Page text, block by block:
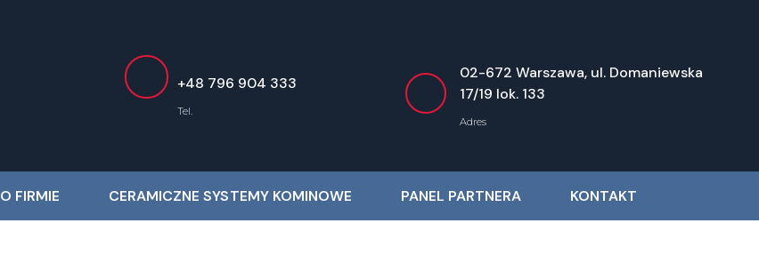
+48 796 904 333
Tel.
02-672 Warszawa, ul. Domaniewska
17/19 lok. 133
Adres
O FIRMIE CERAMICZNE SYSTEMY KOMINOWE PANEL PARTNERA KONTAKT